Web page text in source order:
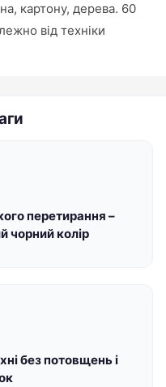
картону, дерева. 60
від техніки
перетирання –
чорний колір
без потовщень і